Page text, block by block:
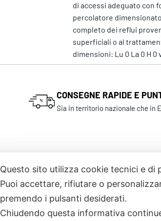
di accessi adeguato con
percolatore
completo dei reflui
superficiali o al
dimensioni: Lu 0 La 0 H
CONSEGNE RAPIDE E
Sia in territorio nazionale che in
Prodotti correlati
Questo sito utilizza cookie tecnici e di
Puoi accettare, rifiutare o
premendo i pulsanti desiderati.
Chiudendo questa informativa